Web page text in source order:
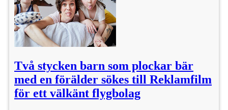
Två stycken barn som plockar bär
med en förälder sökes till Reklamfilm
för ett välkänt flygbolag